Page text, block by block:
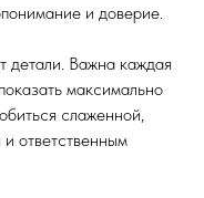
и доверие.
детали. Важна каждая
максимально
слаженной,
ответственным